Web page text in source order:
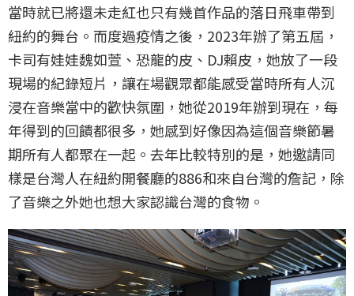
當時就已將還未走紅也只有幾首作品的落日飛車帶到
紐約的舞台。而度過疫情之後，2023年辦了第五屆，
卡司有娃娃魏如萱、恐龍的皮、DJ賴皮，她放了一段
現場的紀錄短片，讓在場觀眾都能感受當時所有人沉
浸在音樂當中的歡快氛圍，她從2019年辦到現在，每
年得到的回饋都很多，她感到好像因為這個音樂節暑
期所有人都聚在一起。去年比較特別的是，她邀請同
樣是台灣人在紐約開餐廳的886和來自台灣的詹記，除
了音樂之外她也想大家認識台灣的食物。